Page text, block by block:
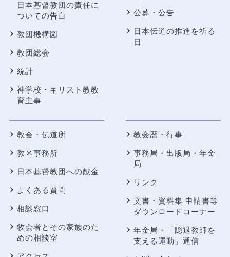
日本基督教団の責任に
ついての告白
教団機構図
教団総会
統計
神学校・キリスト教教
育主事
公募・公告
日本伝道の推進を祈る
日
教会・伝道所
教区事務所
日本基督教団への献金
よくある質問
相談窓口
牧会者とその家族のた
めの相談室
教会暦・行事
事務局・出版局・年金
局
リンク
文書・資料集 申請書等
ダウンロードコーナー
年金局・
「隠退教師を
支える運動」通信